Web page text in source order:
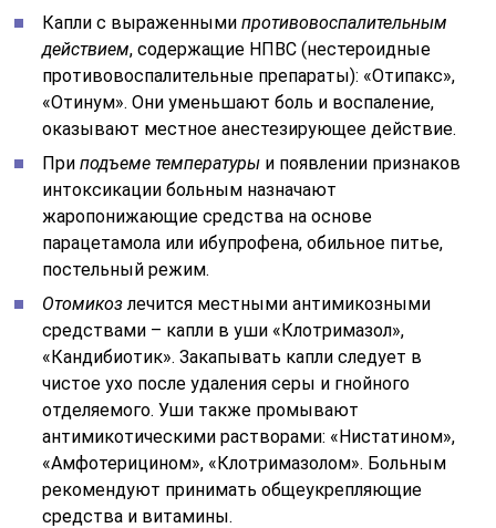
Капли с выраженнымипротивовоспалительным
действием, содержащие НПВС (нестероидные
противовоспалительные препараты): «Отипакс»,
«Отинум». Они уменьшают боль и воспаление,
оказывают местное анестезирующее действие.
Приподъеме температуры и появлении признаков
интоксикации больным назначают
жаропонижающие средства на основе
парацетамола или ибупрофена, обильное питье,
постельный режим.
Отомикозлечится местными антимикозными
средствами – капли в уши «Клотримазол»,
«Кандибиотик». Закапывать капли следует в
чистое ухо после удаления серы и гнойного
отделяемого. Уши также промывают
антимикотическими растворами: «Нистатином»,
«Амфотерицином», «Клотримазолом». Больным
рекомендуют принимать общеукрепляющие
средства и витамины.